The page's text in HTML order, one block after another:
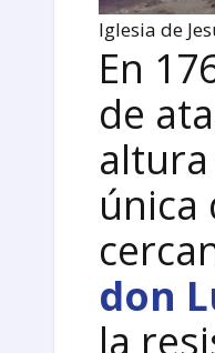
Iglesia de
En
de
única
don
la